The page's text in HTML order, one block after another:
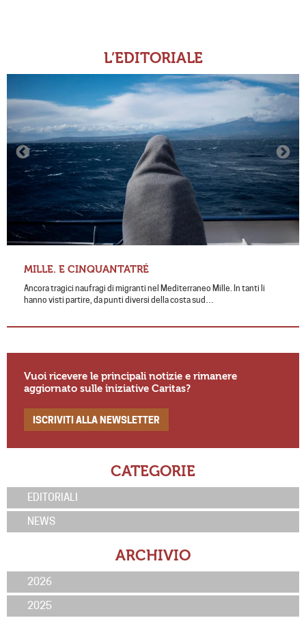
L’EDITORIALE
MILLE. E CINQUANTATRÉ
Ancora tragici naufragi di migranti nel Mediterraneo Mille. In tanti li
hanno visti partire, da punti diversi della costa sud…
Vuoi ricevere le principali notizie e rimanere
aggiornato sulle iniziative Caritas?
ISCRIVITI ALLA NEWSLETTER
CATEGORIE
EDITORIALI
NEWS
ARCHIVIO
2026
2025